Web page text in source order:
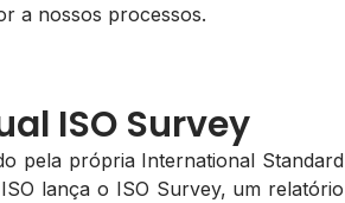
a nossos processos.
ISO Survey
pela própria International Standard
lança o ISO Survey, um relatório